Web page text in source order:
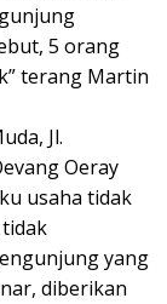
5 orang
terang Martin
Jl.
Oeray
usaha tidak
yang
diberikan